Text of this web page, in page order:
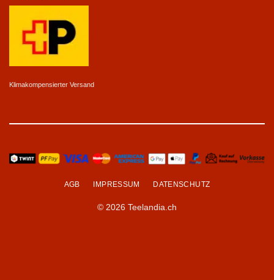
Klimakompensierter Versand
AGB IMPRESSUM DATENSCHUTZ
© 2026 Teelandia.ch